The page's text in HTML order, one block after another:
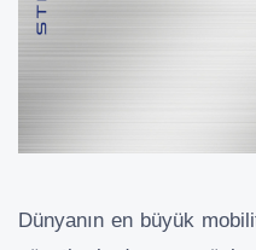
Dünyanın en büyük